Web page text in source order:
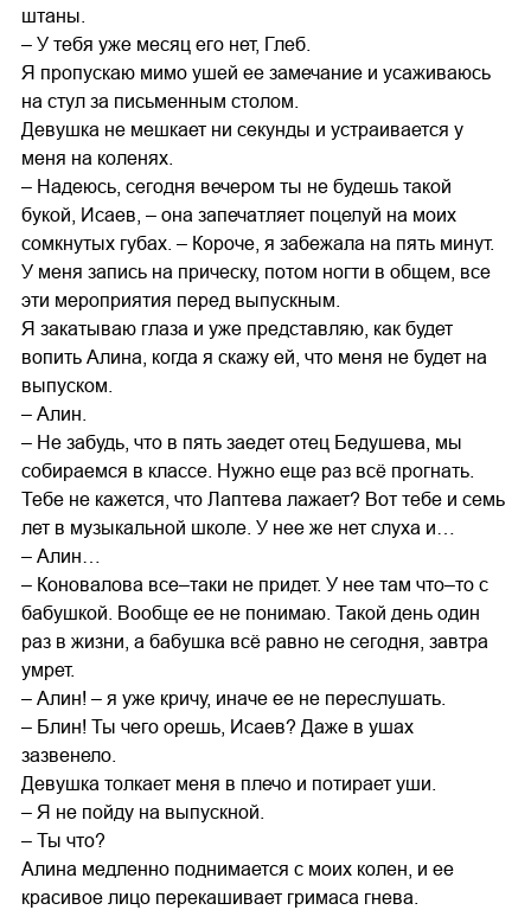
штаны.
– У тебя уже месяц его нет, Глеб.
Я пропускаю мимо ушей ее замечание и усаживаюсь
на стул за письменным столом.
Девушка не мешкает ни секунды и устраивается у
меня на коленях.
– Надеюсь, сегодня вечером ты не будешь такой
букой, Исаев, – она запечатляет поцелуй на моих
сомкнутых губах. – Короче, я забежала на пять минут.
У меня запись на прическу, потом ногти в общем, все
эти мероприятия перед выпускным.
Я закатываю глаза и уже представляю, как будет
вопить Алина, когда я скажу ей, что меня не будет на
выпуском.
– Алин.
– Не забудь, что в пять заедет отец Бедушева, мы
собираемся в классе. Нужно еще раз всё прогнать.
Тебе не кажется, что Лаптева лажает? Вот тебе и семь
лет в музыкальной школе. У нее же нет слуха и…
– Алин…
– Коновалова все–таки не придет. У нее там что–то с
бабушкой. Вообще ее не понимаю. Такой день один
раз в жизни, а бабушка всё равно не сегодня, завтра
умрет.
– Алин! – я уже кричу, иначе ее не переслушать.
– Блин! Ты чего орешь, Исаев? Даже в ушах
зазвенело.
Девушка толкает меня в плечо и потирает уши.
– Я не пойду на выпускной.
– Ты что?
Алина медленно поднимается с моих колен, и ее
красивое лицо перекашивает гримаса гнева.